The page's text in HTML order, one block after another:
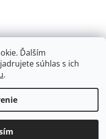
Ďalším
súhlas s ich
.
. Všetky práva